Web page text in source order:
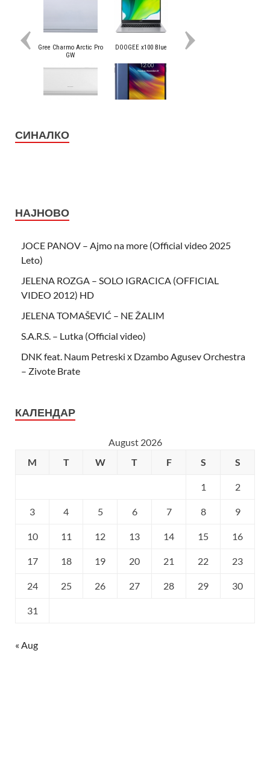
СИНАЛКО
НАЈНОВО
JOCE PANOV – Ajmo na more (Official video 2025
Leto)
JELENA ROZGA – SOLO IGRACICA (OFFICIAL
VIDEO 2012) HD
JELENA TOMAŠEVIĆ – NE ŽALIM
S.A.R.S. – Lutka (Official video)
DNK feat. Naum Petreski х Dzambo Agusev Orchestra
– Zivote Brate
КАЛЕНДАР
August 2026
M
T W T F S S
1 2
3 4 5 6 7 8 9
10 11 12 13 14 15 16
17 18 19 20 21 22 23
24 25 26 27 28 29 30
31
« Aug